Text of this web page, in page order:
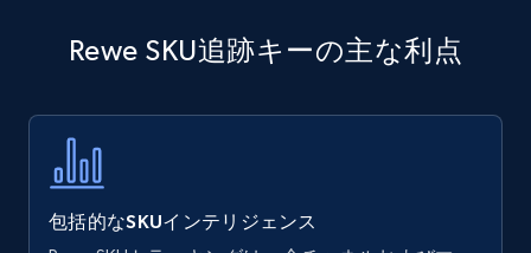
specific keywords
price, Currency, Availability, Reviews count, and
more.
Rewe SKU追跡キーの主な利点
包括的なSKUインテリジェンス